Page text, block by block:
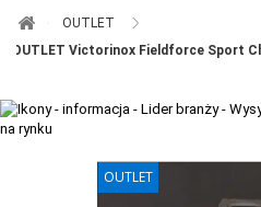
ZEGARKI DO BIEGANIA
TACX
OUTLET ​
OUTLET Victorinox Fieldforce Sport
OUTLET